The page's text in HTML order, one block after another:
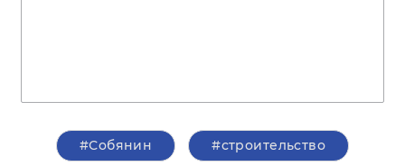
#Собянин #строительство